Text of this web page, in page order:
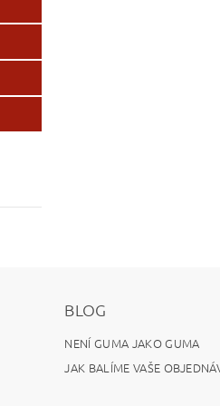
BLOG
NENÍ GUMA JAKO GUMA
JAK BALÍME VAŠE